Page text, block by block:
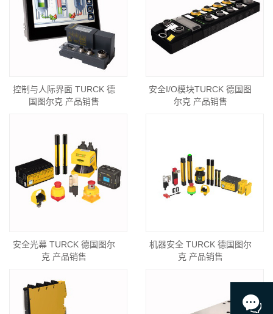
控制与人际界面 TURCK 德
国图尔克 产品销售
安全I/O模块TURCK 德国图
尔克 产品销售
安全光幕 TURCK 德国图尔
克 产品销售
机器安全 TURCK 德国图尔
克 产品销售